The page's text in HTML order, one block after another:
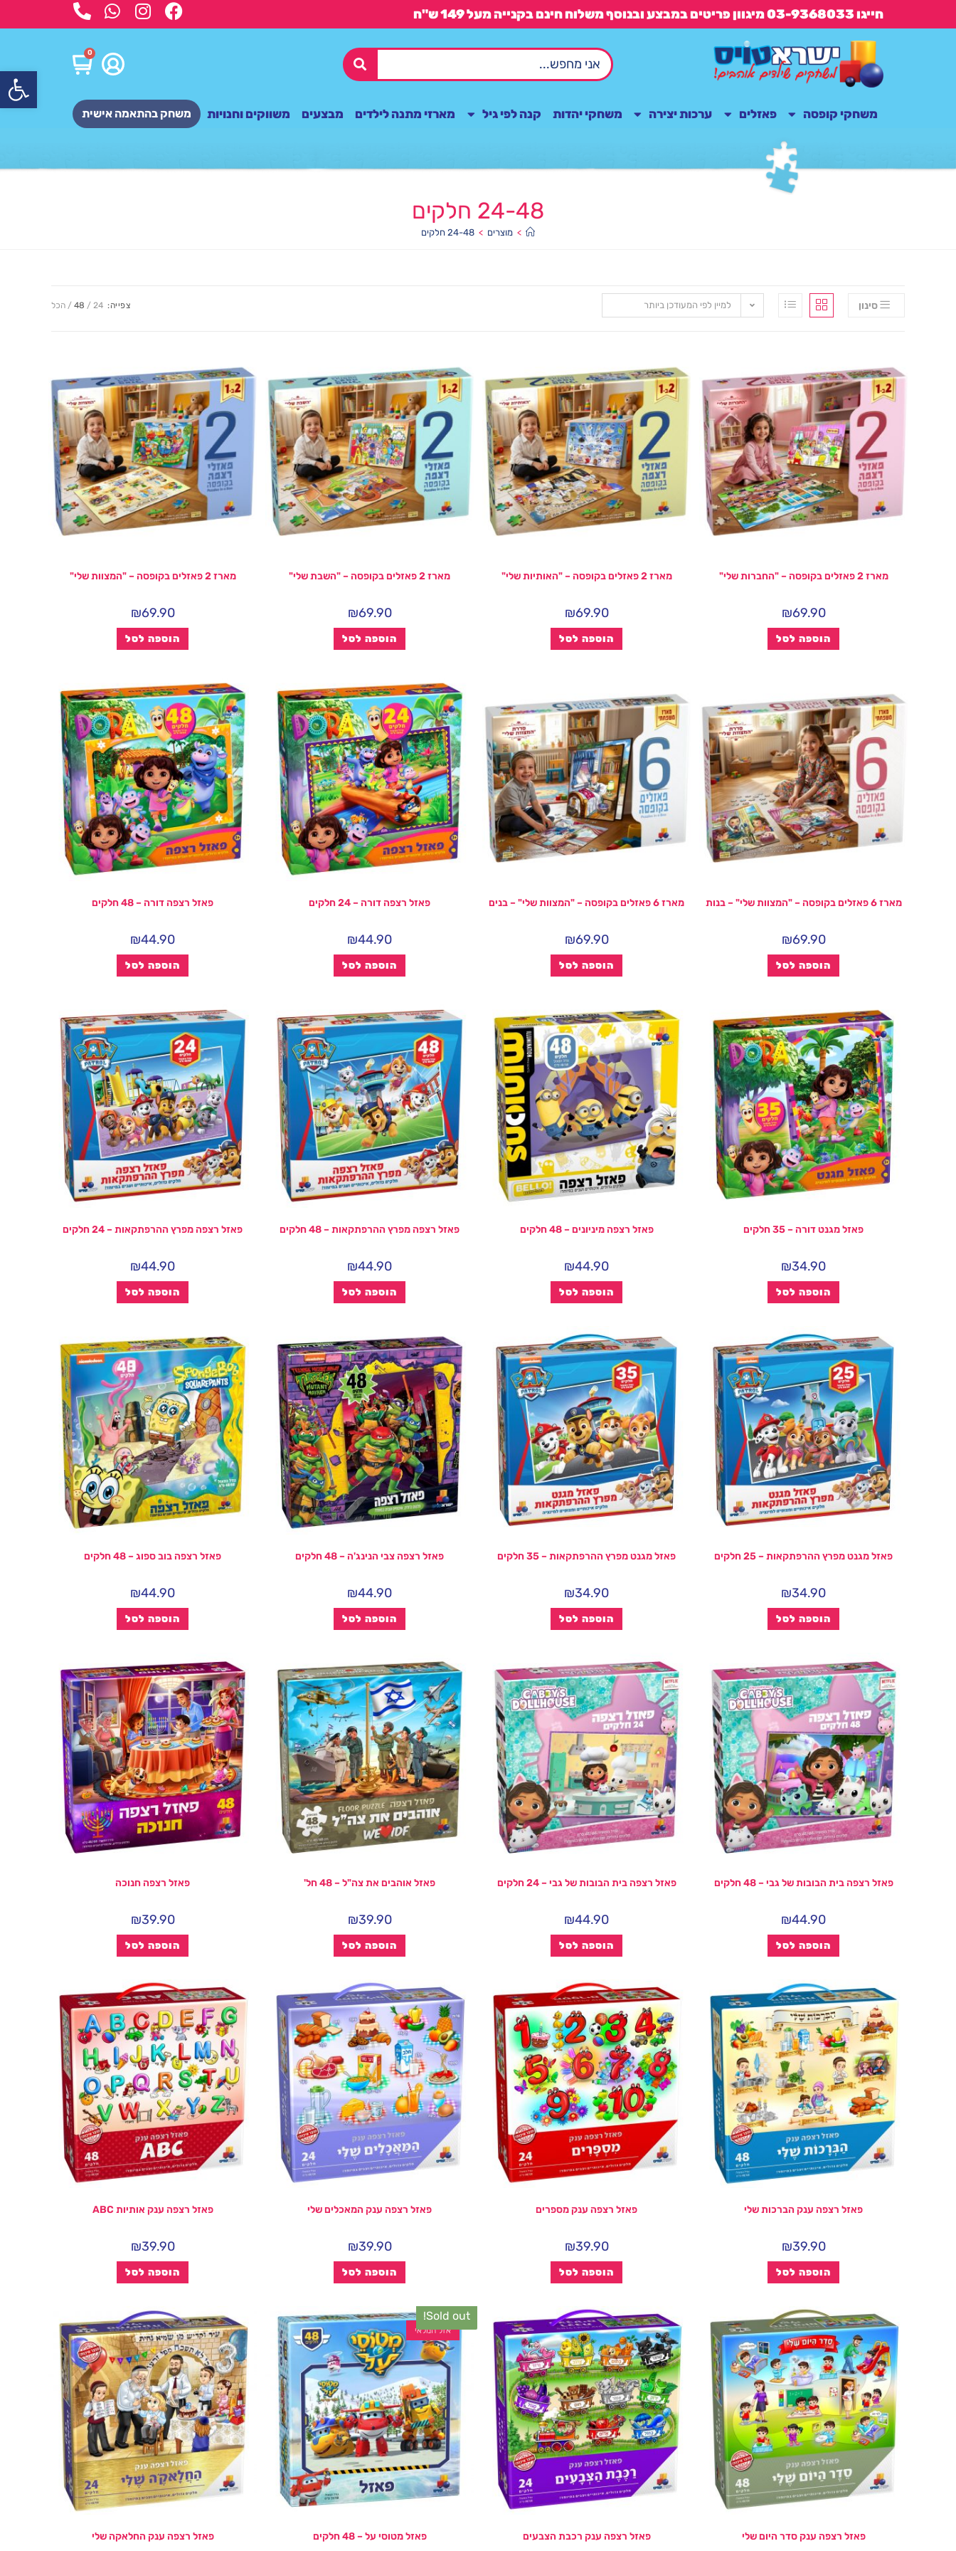
חייגו 03-9368033 מיגוון פריטים במבצע ובנוסף משלוח חינם בקנייה מעל 149 ש"ח
0
משחקי קופסה פאזלים ערכות יצירה משחקי יהדות קנה לפי גיל מארזי מתנה לילדים מבצעים משווקים וחנויות משחק בהתאמה אישית
24-48 חלקים
> מוצרים > 24-48 חלקים
סינון למיין לפי המעודכן ביותר צפייה: 24
48 הכל
מארז 2 פאזלים בקופסה – "החברות שלי"
₪69.90
הוספה לסל
מארז 2 פאזלים בקופסה – "האותיות שלי"
₪69.90
הוספה לסל
מארז 2 פאזלים בקופסה – "השבת שלי"
₪69.90
הוספה לסל
מארז 2 פאזלים בקופסה – "המצוות שלי"
₪69.90
הוספה לסל
מארז 6 פאזלים בקופסה – "המצוות שלי" – בנות
₪69.90
הוספה לסל
מארז 6 פאזלים בקופסה – "המצוות שלי" – בנים
₪69.90
הוספה לסל
פאזל רצפה דורה – 24 חלקים
₪44.90
הוספה לסל
פאזל רצפה דורה – 48 חלקים
₪44.90
הוספה לסל
פאזל מגנט דורה – 35 חלקים
₪34.90
הוספה לסל
פאזל רצפה מיניונים – 48 חלקים
₪44.90
הוספה לסל
פאזל רצפה מפרץ ההרפתקאות – 48 חלקים
₪44.90
הוספה לסל
פאזל רצפה מפרץ ההרפתקאות – 24 חלקים
₪44.90
הוספה לסל
פאזל מגנט מפרץ ההרפתקאות – 25 חלקים
₪34.90
הוספה לסל
פאזל מגנט מפרץ ההרפתקאות – 35 חלקים
₪34.90
הוספה לסל
פאזל רצפה צבי הנינג'ה – 48 חלקים
₪44.90
הוספה לסל
פאזל רצפה בוב ספוג – 48 חלקים
₪44.90
הוספה לסל
פאזל רצפה בית הבובות של גבי – 48 חלקים
₪44.90
הוספה לסל
פאזל רצפה בית הבובות של גבי – 24 חלקים
₪44.90
הוספה לסל
פאזל אוהבים את צה"ל – 48 חל'
₪39.90
הוספה לסל
פאזל רצפה חנוכה
₪39.90
הוספה לסל
פאזל רצפה ענק הברכות שלי
₪39.90
הוספה לסל
פאזל רצפה ענק מספרים
₪39.90
הוספה לסל
פאזל רצפה ענק המאכלים שלי
₪39.90
הוספה לסל
פאזל רצפה ענק אותיות ABC
₪39.90
הוספה לסל
פאזל רצפה ענק סדר היום שלי פאזל רצפה ענק רכבת הצבעים
Sold out!
אזל המלאי
פאזל מטוסי על – 48 חלקים פאזל רצפה ענק החלאקה שלי